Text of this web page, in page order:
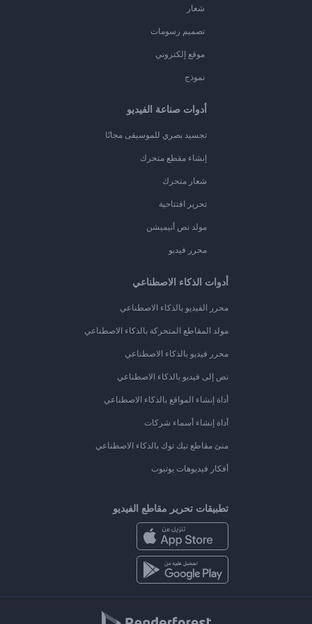
شعار
تصميم رسومات
موقع إلكتروني
نموذج
أدوات صناعة الفيديو
تجسيد بصري للموسيقى مجانًا
إنشاء مقطع متحرك
شعار متحرك
تحرير افتتاحية
مولد نص أنيميشن
محرر فيديو
أدوات الذكاء الاصطناعي
محرر الفيديو بالذكاء الاصطناعي
مولد المقاطع المتحركة بالذكاء الاصطناعي
محرر فيديو بالذكاء الاصطناعي
نص إلى فيديو بالذكاء الاصطناعي
أداة إنشاء المواقع بالذكاء الاصطناعي
أداة إنشاء أسماء شركات
منئ مقاطع تيك توك بالذكاء الاصطناعي
أفكار فيديوهات يوتيوب
تطبيقات تحرير مقاطع الفيديو